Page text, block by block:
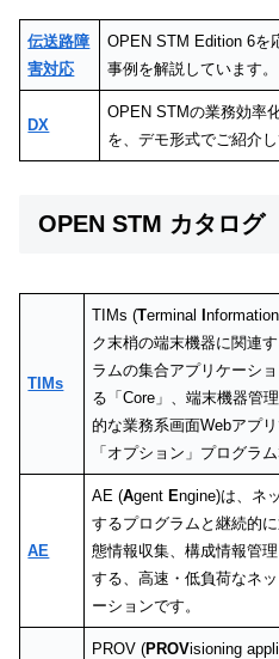
伝送路障
害対応
OPEN STM Edition 6を
事例を解説しています。
DX
OPEN STMの業務効率
を、デモ形式でご紹介し
OPEN STM カタログ
TIMs
TIMs (Terminal Information
ク末梢の端末機器に関連
ラムの集合アプリケーシ
る「Core」、端末機器管
的な業務系画面Webアプ
「オプション」プログラ
AE
AE (Agent Engine)は、ネ
するプログラムと継続的
態情報収集、構成情報管
する、高速・低負荷なネ
ーションです。
PROV (PROVisioning